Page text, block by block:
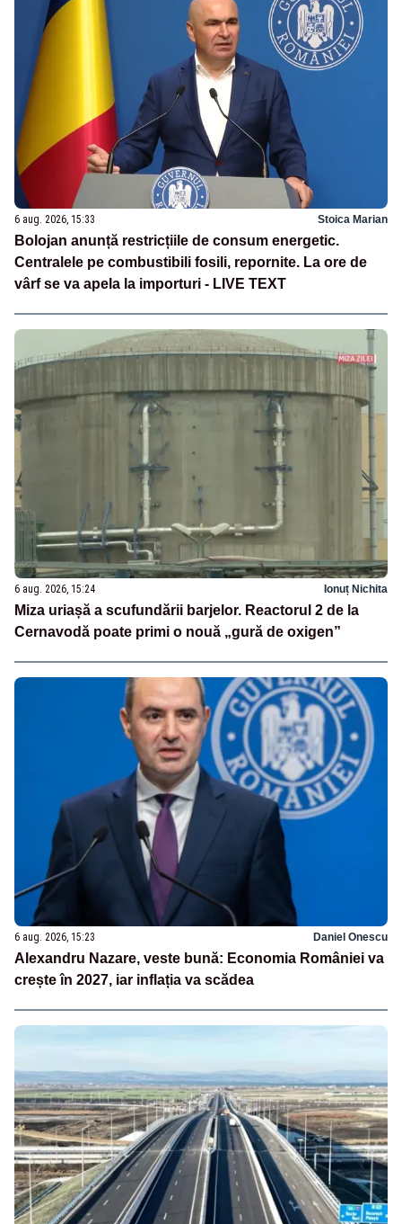
6 aug. 2026, 15:33 Stoica Marian
Bolojan anunță restricțiile de consum energetic.
Centralele pe combustibili fosili, repornite. La ore de
vârf se va apela la importuri - LIVE TEXT
6 aug. 2026, 15:24 Ionuț Nichita
Miza uriașă a scufundării barjelor. Reactorul 2 de la
Cernavodă poate primi o nouă „gură de oxigen”
6 aug. 2026, 15:23 Daniel Onescu
Alexandru Nazare, veste bună: Economia României va
crește în 2027, iar inflația va scădea